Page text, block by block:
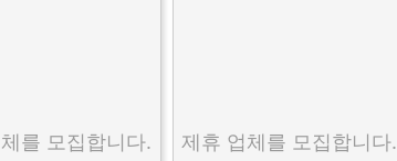
를 모집합니다. 제휴 업체를 모집합니다.